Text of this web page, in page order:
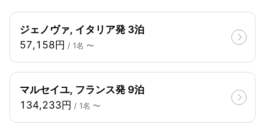
ジェノヴァ, イタリア発 3泊
57,158円 / 1名 〜
マルセイユ, フランス発 9泊
134,233円 / 1名 〜